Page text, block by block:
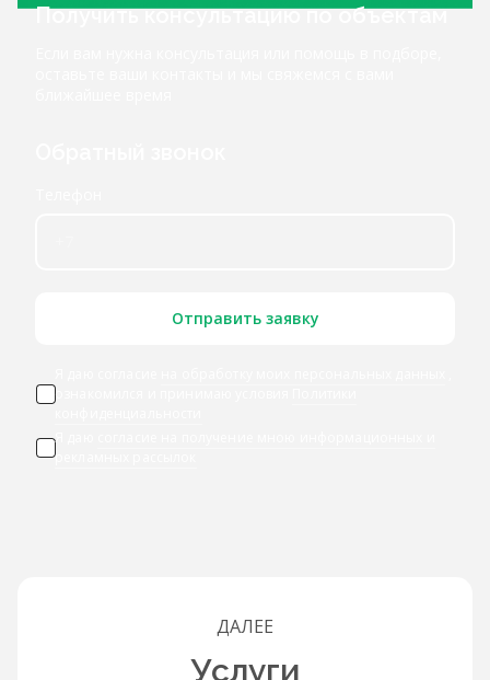
Получить консультацию по объектам
Отправить заявку
ознакомился и принимаю условия
Я даю
рекламных рассылок
ДАЛЕЕ
Услуги